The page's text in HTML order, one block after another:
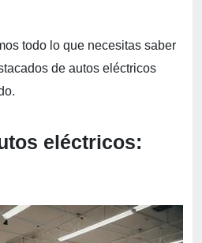
todo lo que necesitas saber
de autos eléctricos
eléctricos: